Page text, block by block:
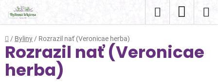
obsah
Hledat
KOŠÍK
Domů
/ Byliny / Rozrazil nať (Veronicae herba)
Rozrazil nať (Veronicae
herba)